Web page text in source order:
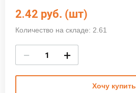
2.42 руб. (шт)
Количество на складе: 2.61
− +
Хочу купить